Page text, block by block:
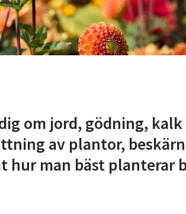
om jord, gödning,
av plantor,
hur man bäst planterar